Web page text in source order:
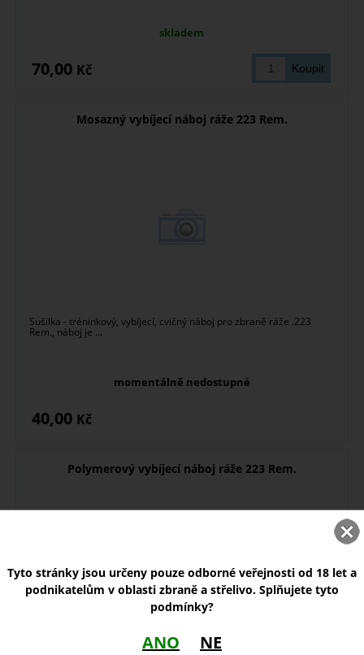
skladem
70,00 Kč
Mosazný vybíjecí náboj ráže 223 Rem.
Sušilka - tréninkový, vybíjecí, cvičný náboj pro zbraně ráže .223
Rem., náboj je ...
momentálně nedostupné
40,00 Kč
Polymerový vybíjecí náboj ráže 223 Rem.
Tyto stránky jsou určeny pouze odborné veřejnosti od 18 let a
podnikatelům v oblasti zbraně a střelivo. Splňujete tyto
podmínky?
ANO NE